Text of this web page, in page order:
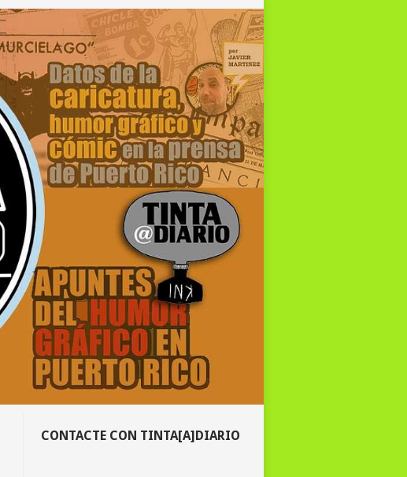
CONTACTE CON TINTA[A]DIARIO